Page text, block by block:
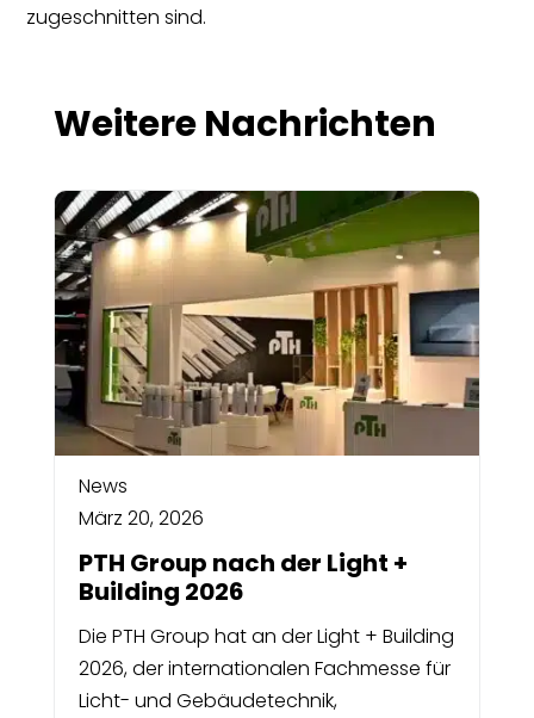
zugeschnitten sind.
Weitere Nachrichten
News
März 20, 2026
PTH Group nach der Light +
Building 2026
Die PTH Group hat an der Light + Building
2026, der internationalen Fachmesse für
Licht- und Gebäudetechnik,